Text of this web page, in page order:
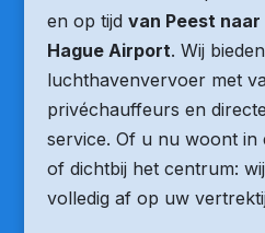
en op tijd van Peest
Hague Airport. Wij
luchthavenvervoer met
privéchauffeurs en
service. Of u nu woont in
of dichtbij het centrum:
volledig af op uw